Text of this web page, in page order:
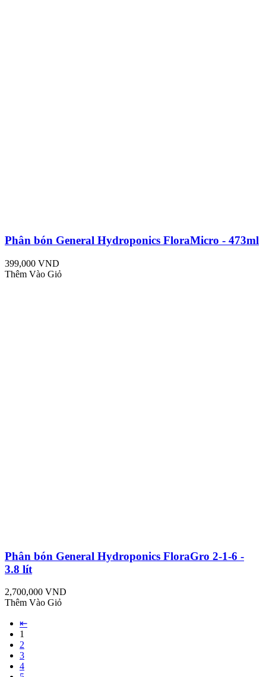
Phân bón General Hydroponics FloraMicro - 473ml
399,000 VND
Thêm Vào Giỏ
Phân bón General Hydroponics FloraGro 2-1-6 -
3.8 lít
2,700,000 VND
Thêm Vào Giỏ
⇤
1
2
3
4